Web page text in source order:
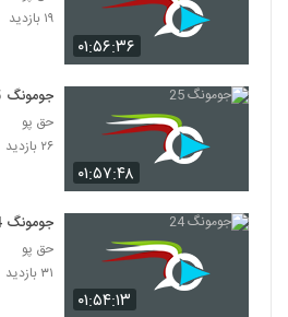
۰۱:۵۶:۳۶
۱۹ بازدید
۰۱:۵۷:۴۸
جومونگ 25
حق پو
۲۶ بازدید
۰۱:۵۴:۱۳
جومونگ 24
حق پو
۳۱ بازدید